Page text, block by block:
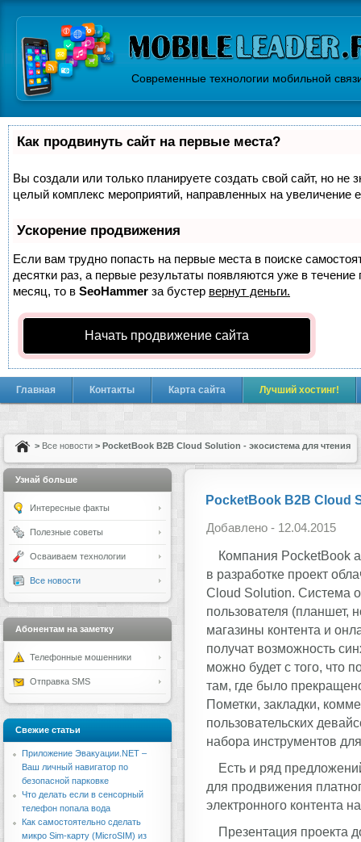
Современные технологии мобильной
Как продвинуть сайт на первые места?
Вы создали или только планируете создать свой сайт, но не
целый комплекс мероприятий, направленных на увеличение
Ускорение продвижения
Если вам трудно попасть на первые места в поиске
десятки раз, а первые результаты появляются уже в
месяц, то в SeoHammer за бустер вернут деньги.
Начать продвижение сайта
Главная Контакты Карта сайта Лучший хостинг!
> Все новости > PocketBook B2B Cloud Solution - экосистема для чтения
PocketBook B2B Cloud
Добавлено - 12.04.2015
Компания PocketBook
в разработке проект
Cloud Solution. Система
пользователя (планшет,
магазины контента и
получат возможность
можно будет с того, что
там, где было
Пометки, закладки,
пользовательских
набора инструментов
Есть и ряд
для продвижения
электронного контента
Презентация проекта
Узнай больше
Интересные факты
Полезные советы
Осваиваем технологии
Все новости
Абонентам на заметку
Телефонные мошенники
Отправка SMS
Свежие статьи
Приложение Эвакуации.NET –
Ваш личный навигатор по
безопасной парковке
Что делать если в сенсорный
телефон попала вода
Как самостоятельно сделать
микро Sim-карту (MicroSIM) из